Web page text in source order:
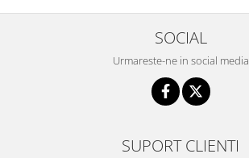
SOCIAL
Urmareste-ne in social media
SUPORT CLIENTI